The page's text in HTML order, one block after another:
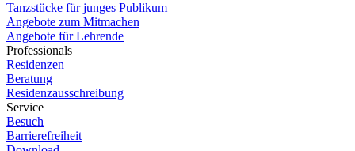
Tanzstücke für junges Publikum
Angebote zum Mitmachen
Angebote für Lehrende
Professionals
Residenzen
Beratung
Residenzausschreibung
Service
Besuch
Barrierefreiheit